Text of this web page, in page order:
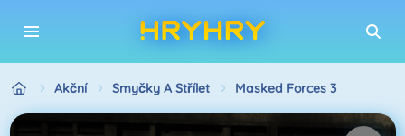
Akční Smyčky A Střílet Masked Forces 3